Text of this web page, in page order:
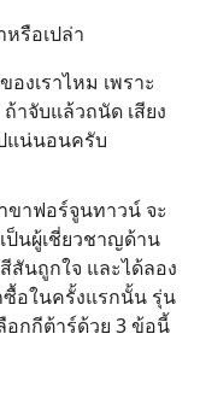
รือเปล่า
งเราไหม เพราะ
าจับแล้วถนัด เสียง
แน่นอนครับ
ขาฟอร์จูนทาวน์ จะ
ป็นผู้เชี่ยวชาญด้าน
สันถูกใจ และได้ลอง
ซื้อในครั้งแรกนั้น รุ่น
อกกีต้าร์ด้วย 3 ข้อนี้